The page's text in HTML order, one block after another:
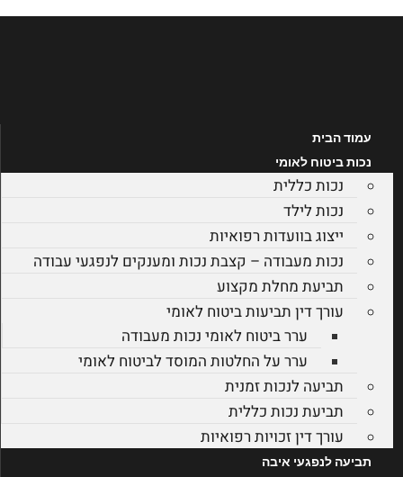
עמוד הבית
נכות ביטוח לאומי
נכות כללית
נכות לילד
ייצוג בוועדות רפואיות
נכות מעבודה – קצבת נכות ומענקים לנפגעי עבודה
תביעת מחלת מקצוע
עורך דין תביעות ביטוח לאומי
ערר ביטוח לאומי נכות מעבודה
ערר על החלטות המוסד לביטוח לאומי
תביעה לנכות זמנית
תביעת נכות כללית
עורך דין זכויות רפואיות
תביעה לנפגעי איבה